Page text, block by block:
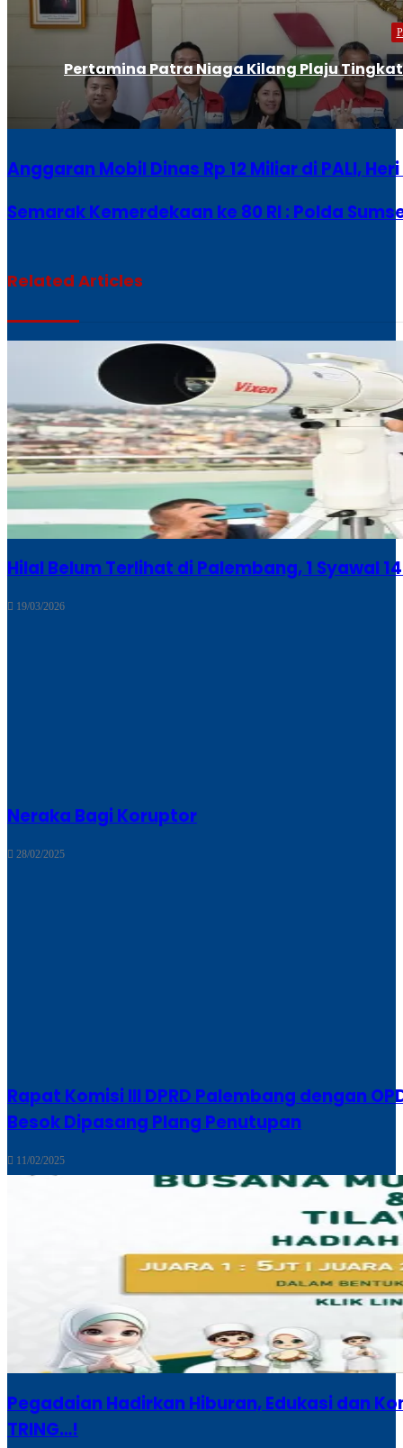
Pertamina Patra Niaga Kilang Plaju
Anggaran Mobil Dinas Rp 12 Miliar di PALI,
Semarak Kemerdekaan ke 80 RI : Polda
Related Articles
Hilal Belum Terlihat di Palembang, 1 Syawal
19/03/2026
Neraka Bagi Koruptor
28/02/2025
Rapat Komisi III DPRD Palembang dengan
Besok Dipasang Plang Penutupan
11/02/2025
Pegadaian Hadirkan Hiburan, Edukasi dan
TRING…!